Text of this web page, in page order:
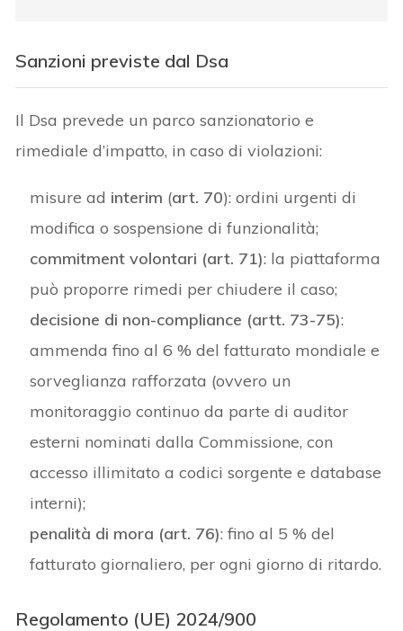
Sanzioni previste dal Dsa
Il Dsa prevede un parco sanzionatorio e
rimediale d’impatto, in caso di violazioni:
misure ad interim (art. 70): ordini urgenti di
modifica o sospensione di funzionalità;
commitment volontari (art. 71): la piattaforma
può proporre rimedi per chiudere il caso;
decisione di non-compliance (artt. 73-75):
ammenda fino al 6 % del fatturato mondiale e
sorveglianza rafforzata (ovvero un
monitoraggio continuo da parte di auditor
esterni nominati dalla Commissione, con
accesso illimitato a codici sorgente e database
interni);
penalità di mora (art. 76): fino al 5 % del
fatturato giornaliero, per ogni giorno di ritardo.
Regolamento (UE) 2024/900